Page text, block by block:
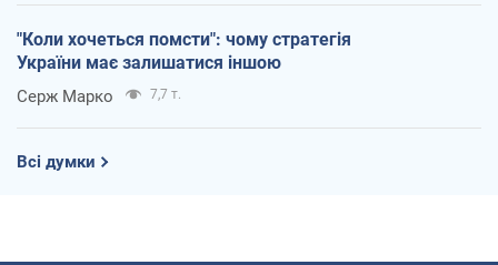
"Коли хочеться помсти": чому стратегія
України має залишатися іншою
Серж Марко 7,7 т.
Всі думки